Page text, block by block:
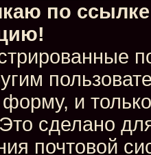
по
и
сделано
почтовой